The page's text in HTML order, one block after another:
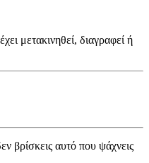
μετακινηθεί, διαγραφεί ή
βρίσκεις αυτό που ψάχνεις